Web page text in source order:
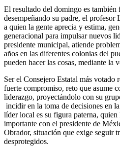
El resultado del domingo es
desempeñando su padre, el
a quien la gente aprecia y estima,
generacional para impulsar nuevos
presidente municipal, atiende
años en las diferentes colonias del
pueden hacer las cosas, mediante la
Ser el Consejero Estatal más votado
fuerte compromiso, reto que asume
liderazgo, proyectándolo con su
incidir en la toma de decisiones en
líder local es su figura paterna, quien
importante con el presidente de
Obrador, situación que exige seguir
desprotegidos.